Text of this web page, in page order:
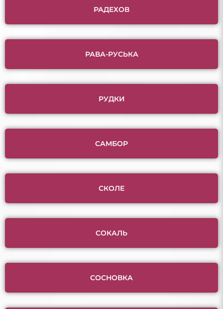
РАДЕХОВ
РАВА-РУСЬКА
РУДКИ
САМБОР
СКОЛЕ
СОКАЛЬ
СОСНОВКА